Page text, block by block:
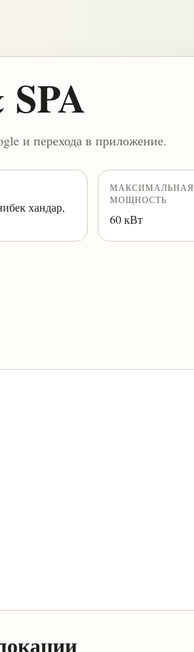
и перехода в приложение.
хандар,
МАКСИМАЛЬНАЯ
МОЩНОСТЬ
60 кВт